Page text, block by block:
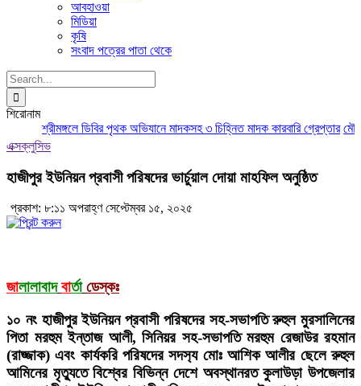
আবহাওয়া
মিডিয়া
কৃষি
সংবাদ পত্রের পাতা থেকে
Search
for:
শিরোনাম
শ্রীমঙ্গলে ডিবির পৃথক অভিযানে মাদকসহ ৩ চিহ্নিত মাদক কারবারি গ্রেপ্তার
এক্সক্লুসিভ
হাজীপুর ইউনিয়ন প্রবাসী পরিষদের ভার্চুয়াল দোয়া মাহফিল অনুষ্ঠিত
প্রকাশ: ৮:১১ অপরাহ্ণ সেপ্টেম্বর ১৫, ২০২৫
জালালাবাদ বার্তা ডেস্কঃ
১০ নং হাজীপুর ইউনিয়ন প্রবাসী পরিষদের সহ-সভাপতি রুহুল মুরসালিনের
পিতা মরহুম ইন্তাজ আলী, সিনিয়র সহ-সভাপতি মরহুম রেজাউর রহমান
(রাজ্জাক) এবং কার্যকরি পরিষদের সদস‍্য মোঃ আশিক আলীর ছেলে রুহুল
আমিনের মৃত্যুতে বিশ্বের বিভিন্ন দেশে অবস্থানরত কুলাউড়া উপজেলার